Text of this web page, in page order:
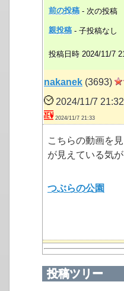
前の投稿 - 次の投稿
親投稿 - 子投稿なし
投稿日時 2024/11/7
nakanek (3693)
2024/11/7 21:32
2024/11/7 21:33
こちらの動画を
が見えている気
つぶらの公園
投稿ツリー